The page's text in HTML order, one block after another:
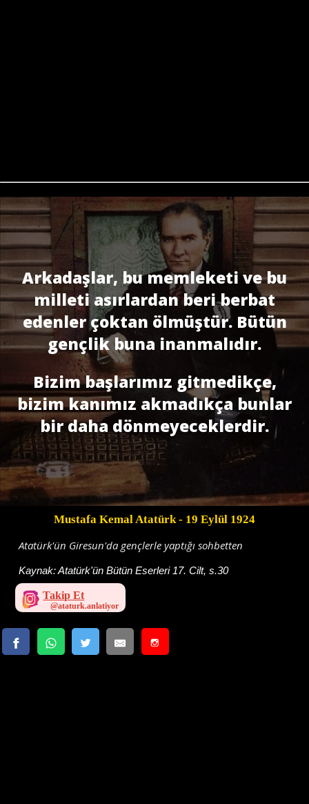
Arkadaşlar, bu memleketi ve bu
milleti asırlardan beri berbat
edenler çoktan ölmüştür. Bütün
gençlik buna inanmalıdır.
Bizim başlarımız gitmedikçe,
bizim kanımız akmadıkça bunlar
bir daha dönmeyeceklerdir.
Mustafa Kemal Atatürk- 19 Eylül 1924
Atatürk'ün Giresun'da gençlerle yaptığı sohbetten
Kaynak:Atatürk'ün Bütün Eserleri 17. Cilt, s.30
Takip Et